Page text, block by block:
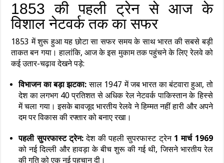
1853 की पहली ट्रेन से आज के
विशाल नेटवर्क तक का सफर
1853 में शुरू हुआ यह छोटा सा सफर समय के साथ भारत की सबसे बड़ी
ताकत बन गया। हालांकि, आज के इस मुकाम तक पहुंचने के लिए रेलवे को
कई उतार-चढ़ाव देखने पड़े:
विभाजन का बड़ा झटका: साल 1947 में जब भारत का बंटवारा हुआ, तो
देश का लगभग 40 प्रतिशत से अधिक रेल नेटवर्क पाकिस्तान के हिस्से
में चला गया। इसके बावजूद भारतीय रेलवे ने हिम्मत नहीं हारी और अपने
दम पर विकास की रफ्तार को बनाए रखा।
पहली सुपरफास्ट ट्रेन:देश की पहली सुपरफास्ट ट्रेन 1 मार्च 1969
को नई दिल्ली और हावड़ा के बीच शुरू की गई थी, जिसने भारतीय रेल
की गति को एक नई पहचान दी।